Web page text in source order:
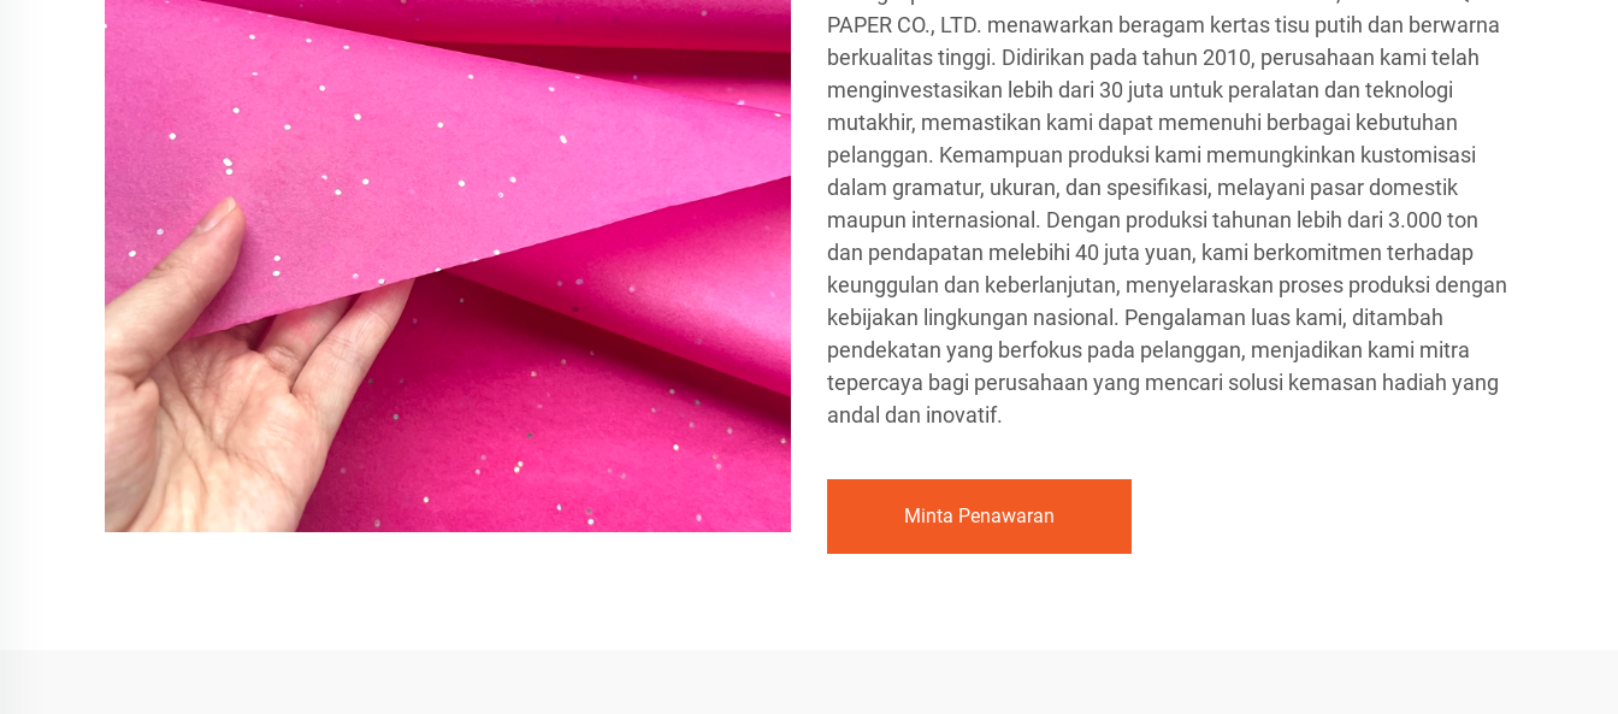
PAPER CO., LTD. menawarkan beragam kertas tisu putih dan berwarna
berkualitas tinggi. Didirikan pada tahun 2010, perusahaan kami telah
menginvestasikan lebih dari 30 juta untuk peralatan dan teknologi
mutakhir, memastikan kami dapat memenuhi berbagai kebutuhan
pelanggan. Kemampuan produksi kami memungkinkan kustomisasi
dalam gramatur, ukuran, dan spesifikasi, melayani pasar domestik
maupun internasional. Dengan produksi tahunan lebih dari 3.000 ton
dan pendapatan melebihi 40 juta yuan, kami berkomitmen terhadap
keunggulan dan keberlanjutan, menyelaraskan proses produksi dengan
kebijakan lingkungan nasional. Pengalaman luas kami, ditambah
pendekatan yang berfokus pada pelanggan, menjadikan kami mitra
tepercaya bagi perusahaan yang mencari solusi kemasan hadiah yang
andal dan inovatif.
Minta Penawaran